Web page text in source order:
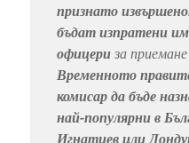
признато
бъдат изпратени
офицериза
Временното
комисар да бъде
най-популярни в
Игнатиев или